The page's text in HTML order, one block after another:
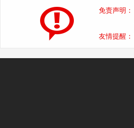
免责声明：
友情提醒：